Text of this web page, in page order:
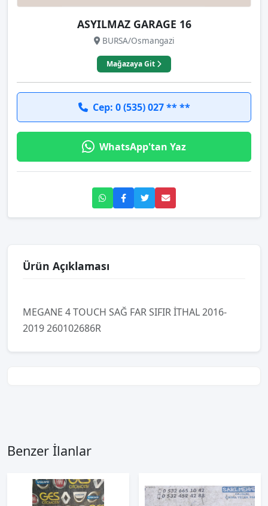
ASYILMAZ GARAGE 16
BURSA/Osmangazi
Mağazaya Git
Cep: 0 (535) 027 ** **
WhatsApp'tan Yaz
Ürün Açıklaması
MEGANE 4 TOUCH SAĞ FAR SIFIR İTHAL 2016-
2019 260102686R
Benzer İlanlar